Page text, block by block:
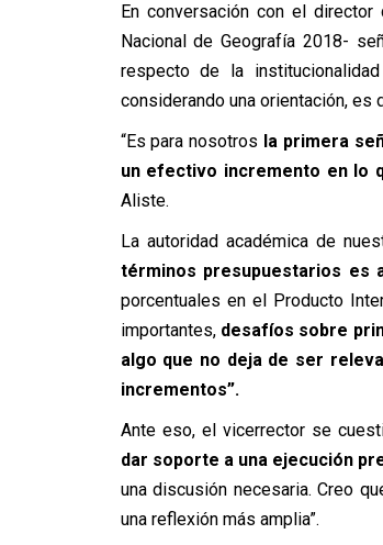
En conversación con el
Nacional de Geografía 2018-
respecto de la
considerando una orientación,
“Es para nosotros la primera
un efectivo incremento en lo
Aliste.
La autoridad académica de
términos presupuestarios es
porcentuales en el Producto
importantes, desafíos sobre
algo que no deja de ser
incrementos”.
Ante eso, el vicerrector se
dar soporte a una ejecución
una discusión necesaria. Creo
una reflexión más amplia”.